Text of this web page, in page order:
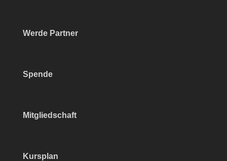
Werde Partner
Spende
Mitgliedschaft
Kursplan